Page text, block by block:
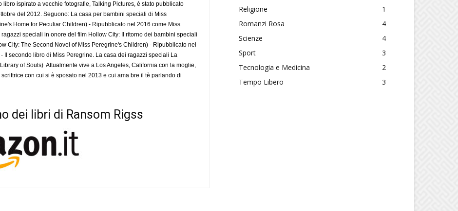
libro ispirato a vecchie fotografie, Talking Pictures, è stato pubblicato
del 2012. Seguono: La casa per bambini speciali di Miss
Home for Peculiar Children) - Ripubblicato nel 2016 come Miss
speciali in onore del film Hollow City: Il ritorno dei bambini speciali
City: The Second Novel of Miss Peregrine's Children) - Ripubblicato nel
Il secondo libro di Miss Peregrine. La casa dei ragazzi speciali La
of Souls) Attualmente vive a Los Angeles, California con la moglie,
con cui si è sposato nel 2013 e cui ama bre il tè parlando di
dei libri di Ransom Rigss
Religione
1
Romanzi Rosa
4
Scienze
4
Sport
3
Tecnologia e Medicina
2
Tempo Libero
3